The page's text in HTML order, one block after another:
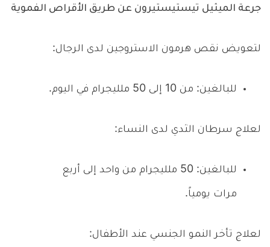
جرعة الميثيل تيستيستيرون عن طريق الأقراص الفموية
لتعويض نقص هرمون الاستروجين لدى الرجال:
للبالغين: من 10 إلى 50 ملليجرام في اليوم.
لعلاج سرطان الثدي لدى النساء:
للبالغين: 50 ملليجرام من واحد إلى أربع
مرات يومياً.
لعلاج تأخر النمو الجنسي عند الأطفال: